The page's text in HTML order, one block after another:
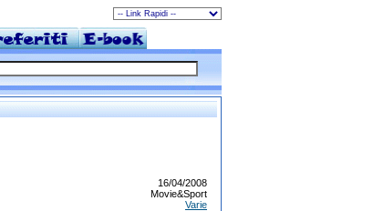
16/04/2008
Movie&Sport
Varie